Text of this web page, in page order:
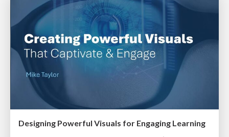
Designing Powerful Visuals for Engaging Learning